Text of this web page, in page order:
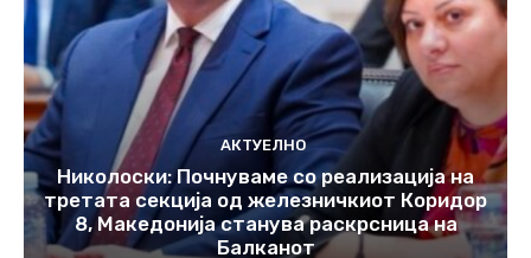
АКТУЕЛНО
Николоски: Почнуваме со реализација на
третата секција од железничкиот Коридор
8, Македонија станува раскрсница на
Балканот